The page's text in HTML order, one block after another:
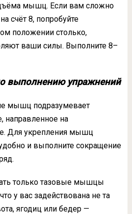
мышц. Если вам сложно
счёт 8, попробуйте
положении столько,
ваши силы. Выполните 8–
выполнению упражнений
мышц подразумевает
направленное на
Для укрепления мышц
и выполните сокращение
только тазовые мышцы
у вас задействована не та
ягодиц или бедер —